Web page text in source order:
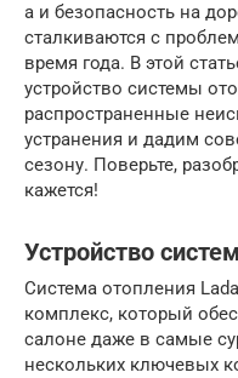
а и безопасность на
сталкиваются с
время года. В этой
устройство системы
распространенные
устранения и дадим
сезону. Поверьте,
кажется!
Устройство
Система отопления
комплекс, который
салоне даже в самые
нескольких ключевых